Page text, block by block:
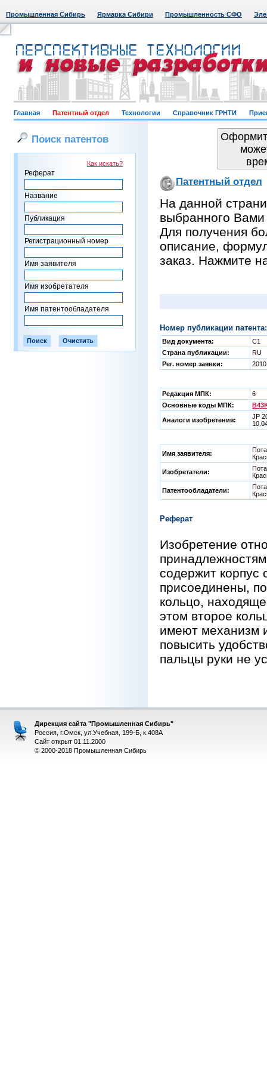
Промышленная Сибирь Ярмарка Сибири Промышленность СФО
Главная Патентный отдел Технологии Справочник ГРНТИ
Поиск патентов
Как искать?
Реферат
Название
Публикация
Регистрационный номер
Имя заявителя
Имя изобретателя
Имя патентообладателя
Патентный отдел
На данной
выбранного Вами
Для получения
описание,
заказ. Нажмите
Номер публикации
Вид документа:
C1
Страна публикации:
RU
Рег. номер заявки:
Редакция МПК:
6
Основные коды МПК:
Аналоги изобретения:
JP
Имя заявителя:
Изобретатели:
Патентообладатели:
Реферат
Изобретение
содержит корпус
присоединены,
кольцо,
этом второе
имеют механизм
повысить
пальцы руки не
Дирекция сайта "Промышленная Сибирь"
Россия, г.Омск, ул.Учебная, 199-Б, к.408А
Сайт открыт 01.11.2000
© 2000-2018 Промышленная Сибирь